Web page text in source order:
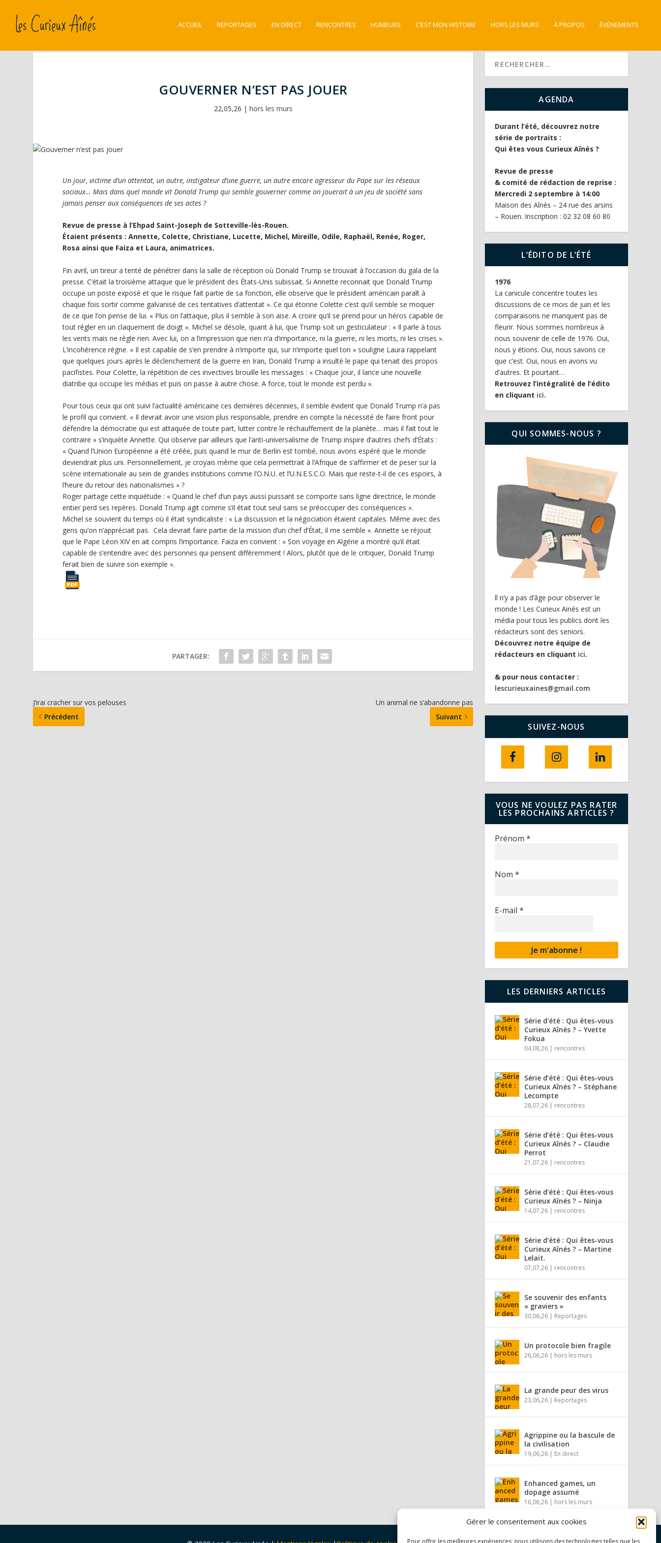
Gérer le consentement aux cookies
ACCUEIL REPORTAGES EN DIRECT RENCONTRES HUMEURS C’EST MON HISTOIRE HORS LES MURS À PROPOS ÉVÉNEMENTS
GOUVERNER N’EST PAS JOUER
22,05,26 | hors les murs
Un jour, victime d’un attentat, un autre, instigateur d’une guerre, un autre encore agresseur du Pape sur les réseaux
sociaux… Mais dans quel monde vit Donald Trump qui semble gouverner comme on jouerait à un jeu de société sans
jamais penser aux conséquences de ses actes ?
Revue de presse à l’Ehpad Saint-Joseph de Sotteville-lès-Rouen.
Étaient présents : Annette, Colette, Christiane, Lucette, Michel, Mireille, Odile, Raphaël, Renée, Roger,
Rosa ainsi que Faiza et Laura, animatrices.
Fin avril, un tireur a tenté de pénétrer dans la salle de réception où Donald Trump se trouvait à l’occasion du gala de la
presse. C’était la troisième attaque que le président des États-Unis subissait. Si Annette reconnait que Donald Trump
occupe un poste exposé et que le risque fait partie de sa fonction, elle observe que le président américain paraît à
chaque fois sortir comme galvanisé de ces tentatives d’attentat ». Ce qui étonne Colette c’est qu’il semble se moquer
de ce que l’on pense de lui. « Plus on l’attaque, plus il semble à son aise. A croire qu’il se prend pour un héros capable de
tout régler en un claquement de doigt ». Michel se désole, quant à lui, que Trump soit un gesticulateur : « Il parle à tous
les vents mais ne règle rien. Avec lui, on a l’impression que rien n’a d’importance, ni la guerre, ni les morts, ni les crises ».
L’incohérence règne. « Il est capable de s’en prendre à n’importe qui, sur n’importe quel ton » souligne Laura rappelant
que quelques jours après le déclenchement de la guerre en Iran, Donald Trump a insulté le pape qui tenait des propos
pacifistes. Pour Colette, la répétition de ces invectives brouille les messages : « Chaque jour, il lance une nouvelle
diatribe qui occupe les médias et puis on passe à autre chose. A force, tout le monde est perdu ».
Pour tous ceux qui ont suivi l’actualité américaine ces dernières décennies, il semble évident que Donald Trump n’a pas
le profil qui convient. « Il devrait avoir une vision plus responsable, prendre en compte la nécessité de faire front pour
défendre la démocratie qui est attaquée de toute part, lutter contre le réchauffement de la planète… mais il fait tout le
contraire » s’inquiète Annette. Qui observe par ailleurs que l’anti-universalisme de Trump inspire d’autres chefs d’États :
« Quand l’Union Européenne a été créée, puis quand le mur de Berlin est tombé, nous avons espéré que le monde
deviendrait plus uni. Personnellement, je croyais même que cela permettrait à l’Afrique de s’affirmer et de peser sur la
scène internationale au sein de grandes institutions comme l’O.N.U. et l’U.N.E.S.C.O. Mais que reste-t-il de ces espoirs, à
l’heure du retour des nationalismes » ?
Roger partage cette inquiétude : « Quand le chef d’un pays aussi puissant se comporte sans ligne directrice, le monde
entier perd ses repères. Donald Trump agit comme s’il était tout seul sans se préoccuper des conséquences ».
Michel se souvient du temps où il était syndicaliste : « La discussion et la négociation étaient capitales. Même avec des
gens qu’on n’appréciait pas. Cela devrait faire partie de la mission d’un chef d’État, il me semble ». Annette se réjouit
que le Pape Léon XIV en ait compris l’importance. Faiza en convient : « Son voyage en Algérie a montré qu’il était
capable de s’entendre avec des personnes qui pensent différemment ! Alors, plutôt que de le critiquer, Donald Trump
ferait bien de suivre son exemple ».
PARTAGER:
J’irai cracher sur vos pelouses
Précédent
Un animal ne s’abandonne pas
Suivant
AGENDA
Durant l’été, découvrez notre
série de portraits :
Qui êtes vous Curieux Aînés ?
Revue de presse
& comité de rédaction de reprise :
Mercredi 2 septembre à 14:00
Maison des Aînés – 24 rue des arsins
– Rouen. Inscription : 02 32 08 60 80
L’ÉDITO DE L’ÉTÉ
1976
La canicule concentre toutes les
discussions de ce mois de juin et les
comparaisons ne manquent pas de
fleurir. Nous sommes nombreux à
nous souvenir de celle de 1976. Oui,
nous y étions. Oui, nous savons ce
que c’est. Oui, nous en avons vu
d’autres. Et pourtant…
Retrouvez l’intégralité de l’édito
en cliquant ici.
QUI SOMMES-NOUS ?
ll n’y a pas d’âge pour observer le
monde ! Les Curieux Ainés est un
média pour tous les publics dont les
rédacteurs sont des seniors.
Découvrez notre équipe de
rédacteurs en cliquant ici.
& pour nous contacter :
lescurieuxaines@gmail.com
SUIVEZ-NOUS
VOUS NE VOULEZ PAS RATER
LES PROCHAINS ARTICLES ?
Prénom*
Nom*
E-mail*
LES DERNIERS ARTICLES
Série d’été : Qui êtes-vous
Curieux Aînés ? – Yvette
Fokua
04,08,26 | rencontres
Série d’été : Qui êtes-vous
Curieux Aînés ? – Stéphane
Lecompte
28,07,26 | rencontres
Série d’été : Qui êtes-vous
Curieux Aînés ? – Claudie
Perrot
21,07,26 | rencontres
Série d’été : Qui êtes-vous
Curieux Aînés ? – Ninja
14,07,26 | rencontres
Série d’été : Qui êtes-vous
Curieux Aînés ? – Martine
Lelait.
07,07,26 | rencontres
Se souvenir des enfants
« graviers »
30,06,26 | Reportages
Un protocole bien fragile
26,06,26 | hors les murs
La grande peur des virus
23,06,26 | Reportages
Agrippine ou la bascule de
la civilisation
19,06,26 | En direct
Enhanced games, un
dopage assumé
16,06,26 | hors les murs